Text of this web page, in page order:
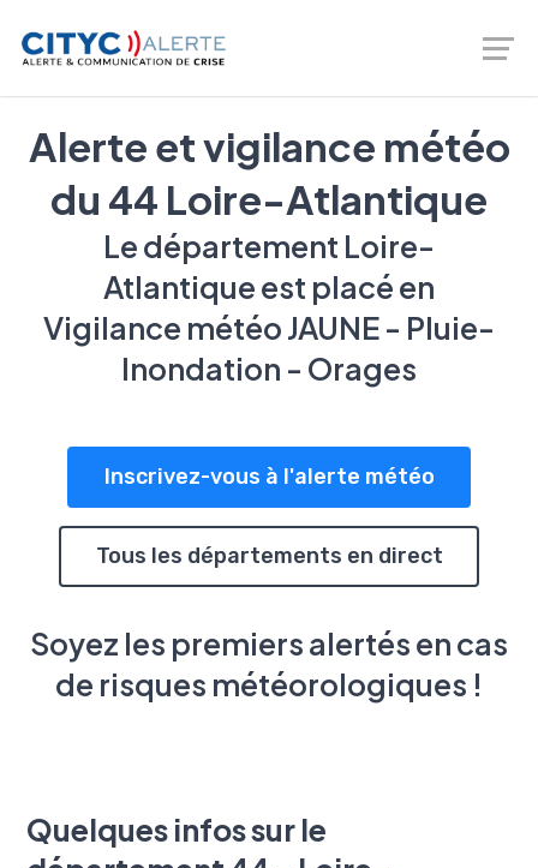
Téléalerte - Entreprises et Collectivités |
02 46 66 00 20
Alerte et vigilance météo
du 44 Loire-Atlantique
Le département Loire-
Atlantique est placé en
Vigilance météo JAUNE - Pluie-
Inondation - Orages
Inscrivez-vous à l'alerte météo
Tous les départements en direct
Soyez les premiers alertés en cas
de risques météorologiques !
Quelques infos sur le